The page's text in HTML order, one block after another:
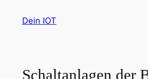
InhaltDein IOT
Schaltanlagen der